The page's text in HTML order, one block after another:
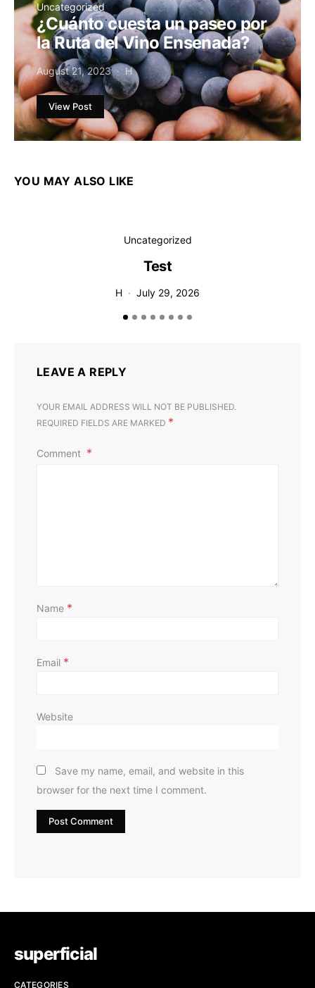
Uncategorized
¿Cuánto cuesta un paseo por
la Ruta del Vino Ensenada?
August 21, 2023 H
View Post
YOU MAY ALSO LIKE
Uncategorized
Test
H July 29, 2026
LEAVE A REPLY
YOUR EMAIL ADDRESS WILL NOT BE PUBLISHED.
REQUIRED FIELDS ARE MARKED *
Comment
Name *
Email *
Website
Save my name, email, and website in this
browser for the next time I comment.
superficial
CATEGORIES